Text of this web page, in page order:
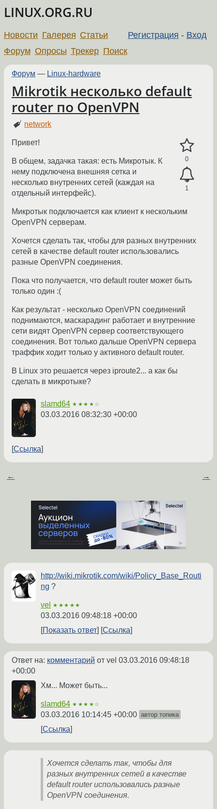
LINUX.ORG.RU
Регистрация - Вход
Новости Галерея Статьи
Форум Опросы Трекер Поиск
Форум — Linux-hardware
Mikrotik несколько default
router по OpenVPN
network
0
1
Привет!
В общем, задачка такая: есть Микротык. К
нему подключена внешняя сетка и
несколько внутренних сетей (каждая на
отдельный интерфейс).
Микротык подключается как клиент к нескольким
OpenVPN серверам.
Хочется сделать так, чтобы для разных внутренних
сетей в качестве default router использовались
разные OpenVPN соединения.
Пока что получается, что default router может быть
только один :(
Как результат - несколько OpenVPN соединений
поднимаются, маскарадинг работает и внутренние
сети видят OpenVPN сервер соответствующего
соединения. Вот только дальше OpenVPN сервера
траффик ходит только у активного default router.
В Linux это решается через iproute2... а как бы
сделать в микротыке?
slamd64 ★★★★☆
03.03.2016 08:32:30 +00:00
Ссылка
← →
http://wiki.mikrotik.com/wiki/Policy_Base_Routi
ng ?
vel ★★★★★
03.03.2016 09:48:18 +00:00
Показать ответ
Ссылка
Ответ на: комментарий от vel 03.03.2016 09:48:18
+00:00
Хм... Может быть...
slamd64 ★★★★☆
03.03.2016 10:14:45 +00:00 автор топика
Ссылка
Хочется сделать так, чтобы для
разных внутренних сетей в качестве
default router использовались разные
OpenVPN соединения.